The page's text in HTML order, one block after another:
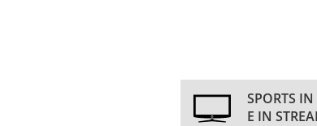
SPORTS IN
E IN